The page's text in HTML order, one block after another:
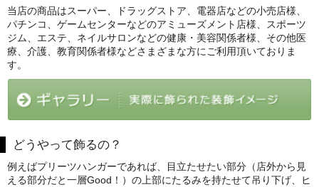
当店の商品はスーパー、ドラッグストア、電器店などの小売店様、
パチンコ、ゲームセンターなどのアミューズメント店様、スポーツ
ジム、エステ、ネイルサロンなどの健康・美容関係者様、その他医
療、介護、教育関係者様などさまざまな方にご利用頂いておりま
す。
どうやって飾るの？
例えばプリーツハンガーであれば、目立たせたい部分（店外から見
える部分だと一層Good！）の上部にたるみを持たせて吊り下げ、ヒ